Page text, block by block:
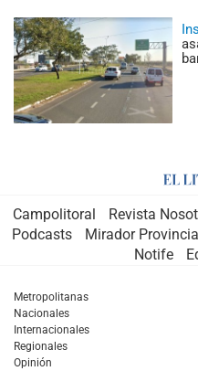
Campolitoral Revista
Podcasts
Mirador
Notife
Metropolitanas
Nacionales
Internacionales
Regionales
Opinión